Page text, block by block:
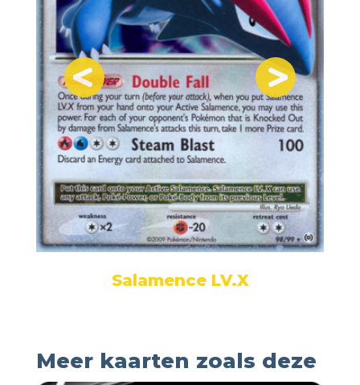
Salamence LV.X
Meer kaarten zoals deze